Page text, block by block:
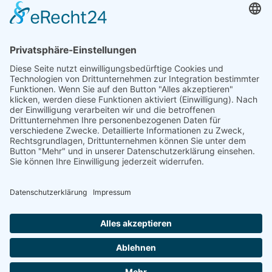
Telefon: +49 (0) 228 / 26 19 95 70
NEWSLETTER ABONNIEREN
ABONNIEREN
FOLGEN SIE UNS